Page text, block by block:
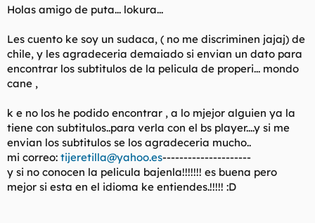
r
l
t
e
m
n
i
o
Holas amigo de puta... lokura...
Les cuento ke soy un sudaca, ( no me discriminen jajaj) de
chile, y les agradeceria demaiado si envian un dato para
encontrar los subtitulos de la pelicula de properi... mondo
cane ,
k e no los he podido encontrar , a lo mjejor alguien ya la
tiene con subtitulos..para verla con el bs player....y si me
envian los subtitulos se los agradeceria mucho..
mi correo: tijeretilla@yahoo.es---------------------
y si no conocen la pelicula bajenla!!!!!!! es buena pero
mejor si esta en el idioma ke entiendes.!!!!! :D